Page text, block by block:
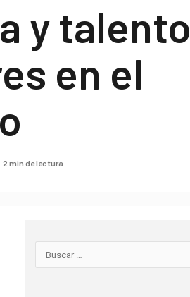
y talento
en el
2 min de lectura